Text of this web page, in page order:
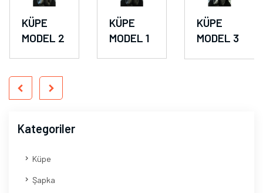
KÜPE
MODEL 2
KÜPE
MODEL 1
KÜPE
MODEL 3
Kategoriler
Küpe
Şapka